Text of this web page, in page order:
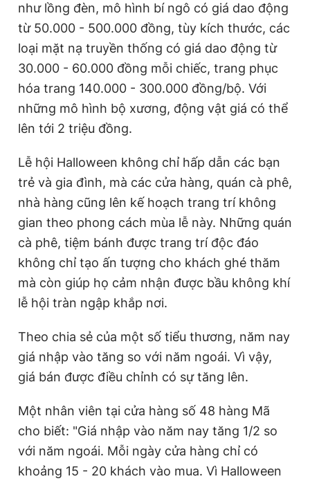
như lồng đèn, mô hình bí ngô có giá dao động
từ 50.000 - 500.000 đồng, tùy kích thước, các
loại mặt nạ truyền thống có giá dao động từ
30.000 - 60.000 đồng mỗi chiếc, trang phục
hóa trang 140.000 - 300.000 đồng/bộ. Với
những mô hình bộ xương, động vật giá có thể
lên tới 2 triệu đồng.
Lễ hội Halloween không chỉ hấp dẫn các bạn
trẻ và gia đình, mà các cửa hàng, quán cà phê,
nhà hàng cũng lên kế hoạch trang trí không
gian theo phong cách mùa lễ này. Những quán
cà phê, tiệm bánh được trang trí độc đáo
không chỉ tạo ấn tượng cho khách ghé thăm
mà còn giúp họ cảm nhận được bầu không khí
lễ hội tràn ngập khắp nơi.
Theo chia sẻ của một số tiểu thương, năm nay
giá nhập vào tăng so với năm ngoái. Vì vậy,
giá bán được điều chỉnh có sự tăng lên.
Một nhân viên tại cửa hàng số 48 hàng Mã
cho biết: "Giá nhập vào năm nay tăng 1/2 so
với năm ngoái. Mỗi ngày cửa hàng chỉ có
khoảng 15 - 20 khách vào mua. Vì Halloween